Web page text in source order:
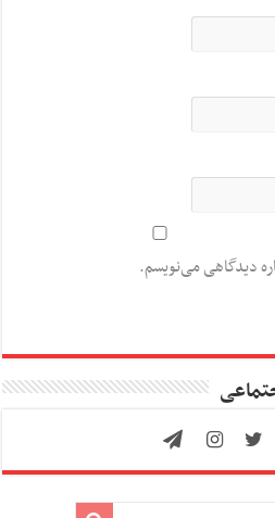
دیدگاهی می‌نویسم.